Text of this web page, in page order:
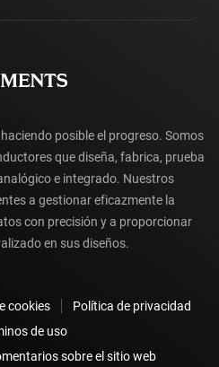
la cuenta myTI
pedidos
posible el progreso. Somos
que diseña, fabrica, prueba
e integrado. Nuestros
a gestionar eficazmente la
con precisión y a proporcionar
en sus diseños.
cookies
Política de privacidad
de uso
sobre el sitio web